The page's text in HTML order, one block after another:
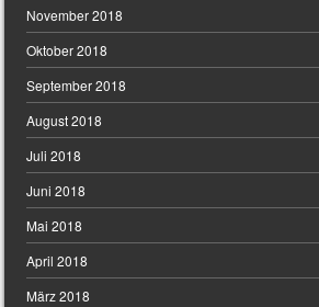
November 2018
Oktober 2018
September 2018
August 2018
Juli 2018
Juni 2018
Mai 2018
April 2018
März 2018